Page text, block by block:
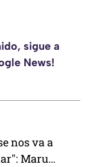
sigue a
News!
nos va a
Maru